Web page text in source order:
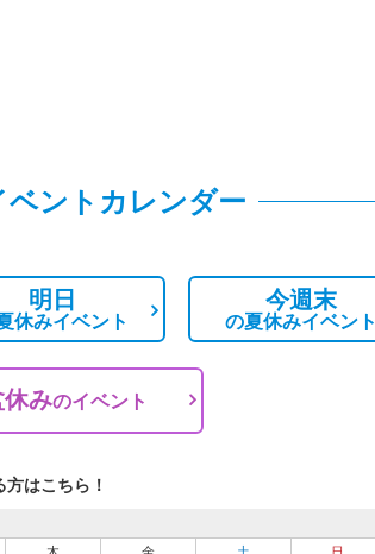
ベントカレンダー
明日
休みイベント
今週末
の夏休みイベント
みのイベント
はこちら！